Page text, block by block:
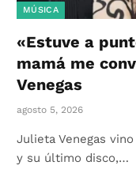
MÚSICA
«Estuve a
mamá me
Venegas
agosto 5, 2026
Julieta Venegas
y su último disco,…